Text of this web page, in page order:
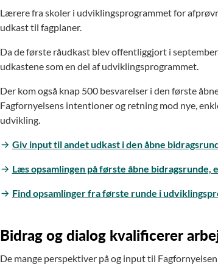
Lærere fra skoler i udviklingsprogrammet for
udkast til fagplaner.
Da de første råudkast blev offentliggjort i
udkastene som en del af udviklingsprogrammet.
Der kom også knap 500 besvarelser i den første
Fagfornyelsens intentioner og retning mod nye,
udvikling.
Giv input til andet udkast i den åbne
Læs opsamlingen på første åbne bidragsrunde,
Find opsamlinger fra første runde i
Bidrag og dialog kvalificerer
De mange perspektiver på og input til